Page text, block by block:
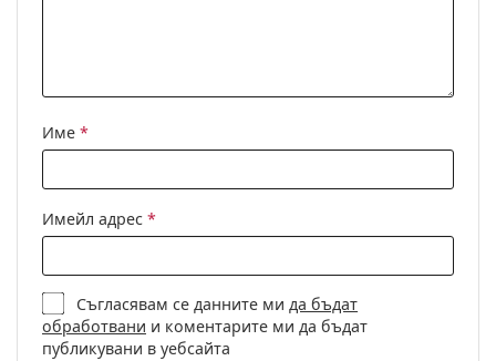
Име *
Имейл адрес *
Съгласявам се данните мида бъдат
обработвани и коментарите ми да бъдат
публикувани в уебсайта